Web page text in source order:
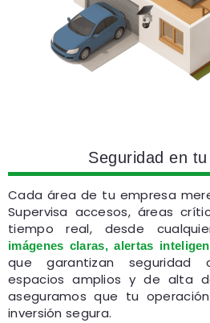
Seguridad en
Cada área de tu empresa
Supervisa accesos, áreas
tiempo real, desde
imágenes claras, alertas
que garantizan seguridad
espacios amplios y de alta
aseguramos que tu
inversión segura.